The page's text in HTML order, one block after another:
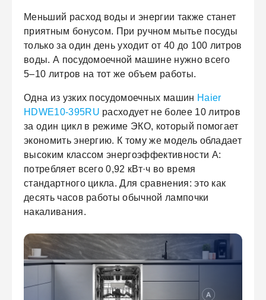
Меньший расход воды и энергии также станет
приятным бонусом. При ручном мытье посуды
только за один день уходит от 40 до 100 литров
воды. А посудомоечной машине нужно всего
5–10 литров на тот же объем работы.
Одна из узких посудомоечных машин Haier
HDWE10-395RU расходует не более 10 литров
за один цикл в режиме ЭКО, который помогает
экономить энергию. К тому же модель обладает
высоким классом энергоэффективности А:
потребляет всего 0,92 кВт·ч во время
стандартного цикла. Для сравнения: это как
десять часов работы обычной лампочки
накаливания.